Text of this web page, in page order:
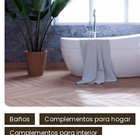
Baños
Complementos para hogar
Complementos para interior